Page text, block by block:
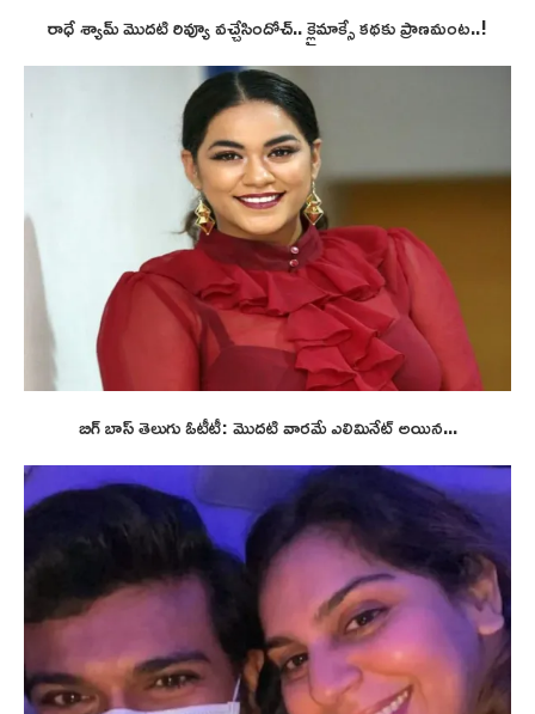
రాధే శ్యామ్ మొదటి రివ్యూ వచ్చేసిందోచ్.. క్లైమాక్సే కథకు ప్రాణమంట..!
బిగ్ బాస్ తెలుగు ఓటీటీ: మొదటి వారమే ఎలిమినేట్ అయిన...